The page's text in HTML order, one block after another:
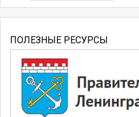
ПОЛЕЗНЫЕ РЕСУРСЫ